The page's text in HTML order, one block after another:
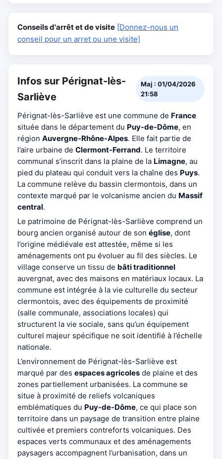
Conseils d'arrêt et de visite [Donnez-nous un
conseil pour un arret ou une visite]
Infos sur Pérignat-lès-
Sarliève
Maj : 01/04/2026
21:58
Pérignat-lès-Sarliève est une commune de France
située dans le département du Puy-de-Dôme, en
région Auvergne-Rhône-Alpes. Elle fait partie de
l’aire urbaine de Clermont-Ferrand. Le territoire
communal s’inscrit dans la plaine de la Limagne, au
pied du plateau qui conduit vers la chaîne des Puys.
La commune relève du bassin clermontois, dans un
contexte marqué par le volcanisme ancien du Massif
central.
Le patrimoine de Pérignat-lès-Sarliève comprend un
bourg ancien organisé autour de son église, dont
l’origine médiévale est attestée, même si les
aménagements ont pu évoluer au fil des siècles. Le
village conserve un tissu de bâti traditionnel
auvergnat, avec des maisons en matériaux locaux. La
commune est intégrée à la vie culturelle du secteur
clermontois, avec des équipements de proximité
(salle communale, associations locales) qui
structurent la vie sociale, sans qu’un équipement
culturel majeur spécifique ne soit identifié à l’échelle
nationale.
L’environnement de Pérignat-lès-Sarliève est
marqué par des espaces agricoles de plaine et des
zones partiellement urbanisées. La commune se
situe à proximité de reliefs volcaniques
emblématiques du Puy-de-Dôme, ce qui place son
territoire dans un paysage de transition entre plaine
cultivée et premiers contreforts volcaniques. Des
espaces verts communaux et des aménagements
paysagers accompagnent l’urbanisation, dans un